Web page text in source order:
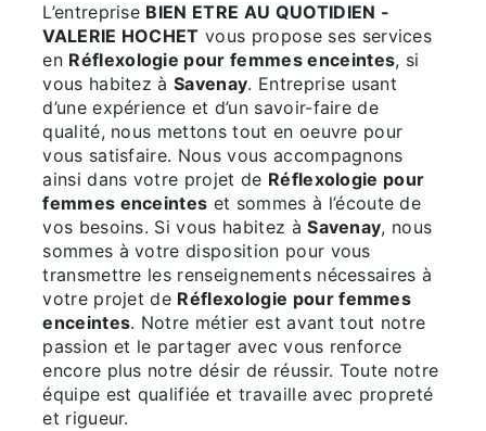
L’entreprise BIEN ETRE AU QUOTIDIEN -
VALERIE HOCHET vous propose ses services
en Réflexologie pour femmes enceintes, si
vous habitez àSavenay. Entreprise usant
d’une expérience et d’un savoir-faire de
qualité, nous mettons tout en oeuvre pour
vous satisfaire. Nous vous accompagnons
ainsi dans votre projet de Réflexologie pour
femmes enceintes et sommes à l’écoute de
vos besoins. Si vous habitez àSavenay, nous
sommes à votre disposition pour vous
transmettre les renseignements nécessaires à
votre projet de Réflexologie pour femmes
enceintes. Notre métier est avant tout notre
passion et le partager avec vous renforce
encore plus notre désir de réussir. Toute notre
équipe est qualifiée et travaille avec propreté
et rigueur.